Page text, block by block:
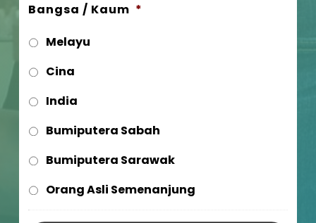
Bangsa / Kaum *
Melayu
Cina
India
Bumiputera Sabah
Bumiputera Sarawak
Orang Asli Semenanjung